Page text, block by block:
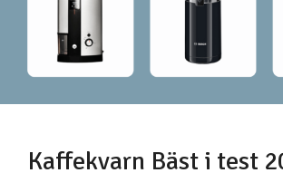
Kaffekvarn Bäst i test